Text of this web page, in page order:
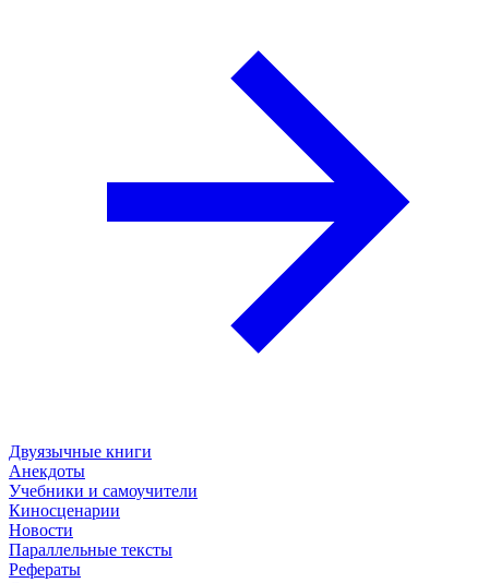
Двуязычные книги
Анекдоты
Учебники и самоучители
Киносценарии
Новости
Параллельные тексты
Рефераты